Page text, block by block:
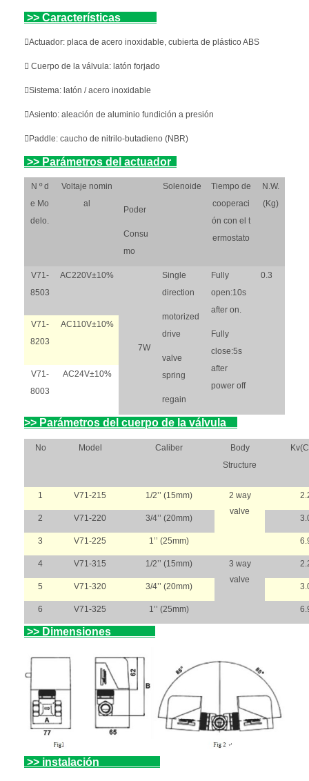
>> Características
Actuador: placa de acero inoxidable, cubierta de plástico ABS
 Cuerpo de la válvula: latón forjado
Sistema: latón / acero inoxidable
Asiento: aleación de aluminio fundición a presión
Paddle: caucho de nitrilo-butadieno (NBR)
>> Parámetros del actuador
N º d
e Mo
delo.
Voltaje nomin
al
Poder
Consu
mo
Solenoide
Tiempo de
cooperaci
ón con el t
ermostato
N.W.
(Kg)
V71-
8503
AC220V±10%
7W
Single
direction
motorized
drive
valve
spring
regain
Fully
open:10s
after on.
Fully
close:5s
after
power off
0.3
V71-
8203
AC110V±10%
V71-
8003
AC24V±10%
>> Parámetros del cuerpo de la válvula
No Model Caliber
Body
Structure
1 V71-215 1/2’’ (15mm)
2 way
valve
2 V71-220 3/4’’ (20mm)
3 V71-225 1’’ (25mm)
4 V71-315 1/2’’ (15mm)
3 way
valve
5 V71-320 3/4’’ (20mm)
6 V71-325 1’’ (25mm)
>> Dimensiones
>> instalación